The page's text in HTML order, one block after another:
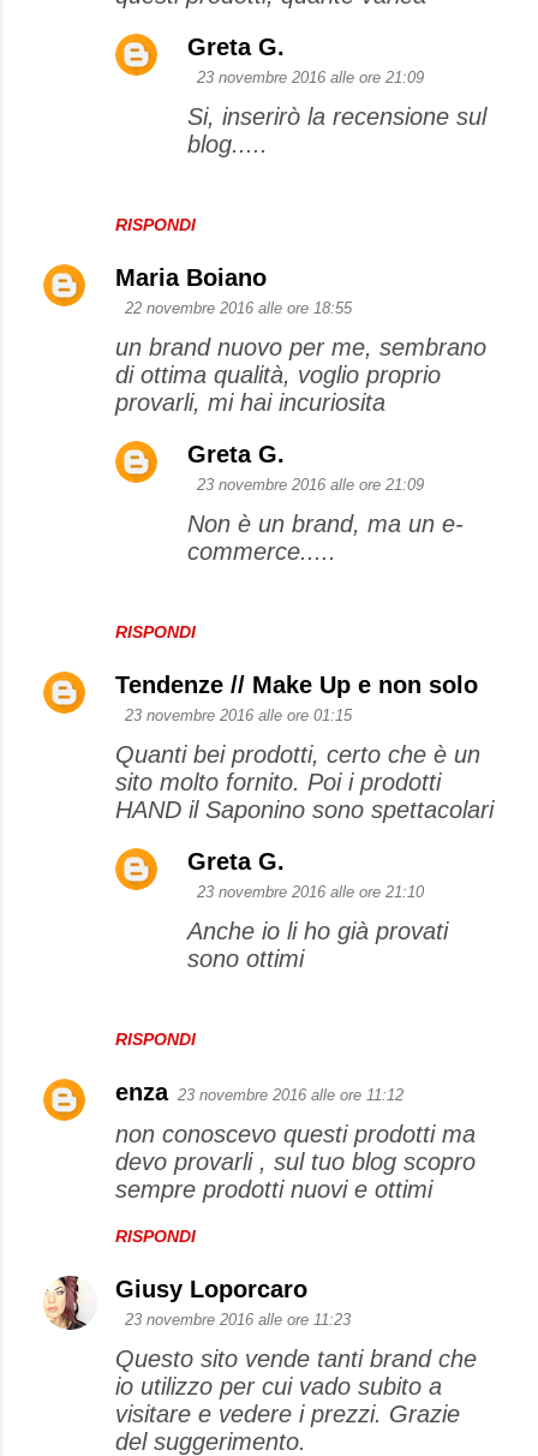
RISPONDI
Greta G.
23 novembre 2016 alle ore 21:09
Si, inserirò la recensione sul
blog.....
Maria Boiano
22 novembre 2016 alle ore 18:55
un brand nuovo per me, sembrano
di ottima qualità, voglio proprio
provarli, mi hai incuriosita
RISPONDI
Greta G.
23 novembre 2016 alle ore 21:09
Non è un brand, ma un e-
commerce.....
Tendenze // Make Up e non solo
23 novembre 2016 alle ore 01:15
Quanti bei prodotti, certo che è un
sito molto fornito. Poi i prodotti
HAND il Saponino sono spettacolari
RISPONDI
Greta G.
23 novembre 2016 alle ore 21:10
Anche io li ho già provati
sono ottimi
enza 23 novembre 2016 alle ore 11:12
non conoscevo questi prodotti ma
devo provarli , sul tuo blog scopro
sempre prodotti nuovi e ottimi
RISPONDI
Giusy Loporcaro
23 novembre 2016 alle ore 11:23
Questo sito vende tanti brand che
io utilizzo per cui vado subito a
visitare e vedere i prezzi. Grazie
del suggerimento.